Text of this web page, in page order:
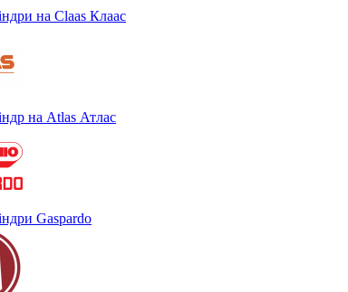
на Claas Клаас
на Atlas Атлас
Gaspardo